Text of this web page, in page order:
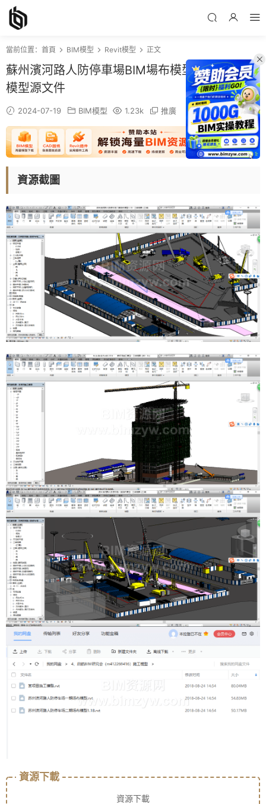
當前位置： 首頁 BIM模型 Revit模型 正文
蘇州濱河路人防停車場BIM場布模型-Revit臨建
模型源文件
2024-07-19 BIM模型 1.23k 推廣
資源截圖
資源下載
資源下載